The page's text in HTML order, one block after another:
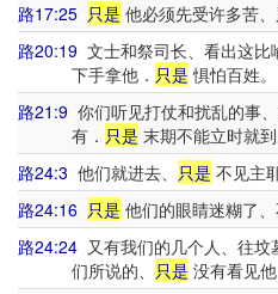
路17:25 只是 他必须先受许多苦、
路20:19 文士和祭司长、看出这
下手拿他． 只是 惧怕百姓。
路21:9 你们听见打仗和扰乱的事
有． 只是 末期不能立时就到
路24:3 他们就进去、 只是 不见主
路24:16 只是 他们的眼睛迷糊了、
路24:24 又有我们的几个人、往
们所说的、 只是 没有看见他